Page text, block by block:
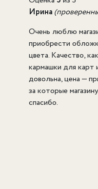
Ирина
Очень люблю
приобрести
цвета. Качество,
кармашки для карт
довольна, цена —
за которые
спасибо.